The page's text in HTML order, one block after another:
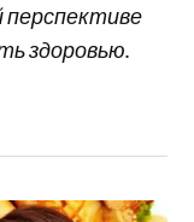
перспективе
здоровью.